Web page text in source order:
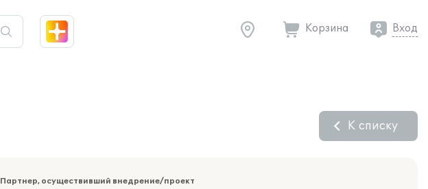
Корзина Вход
К списку
Партнер, осуществивший внедрение/проект